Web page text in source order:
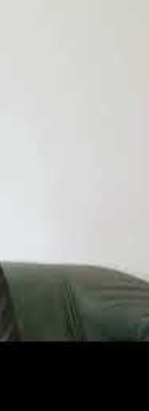
vor dem Hintergrund
sind
dynamischen
die Universität für
und entwickeln